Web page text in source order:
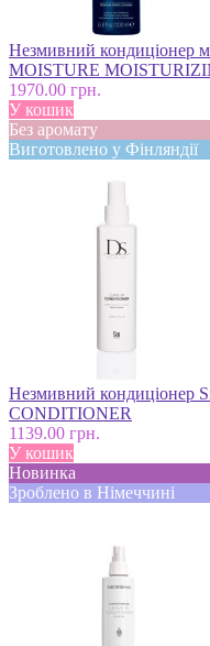
Незмивний кондиціонер
MOISTURE
1970.00 грн.
У кошик
Без аромату
Виготовлено у Фінляндії
Незмивний кондиціонер
CONDITIONER
1139.00 грн.
У кошик
Новинка
Зроблено в Німеччині